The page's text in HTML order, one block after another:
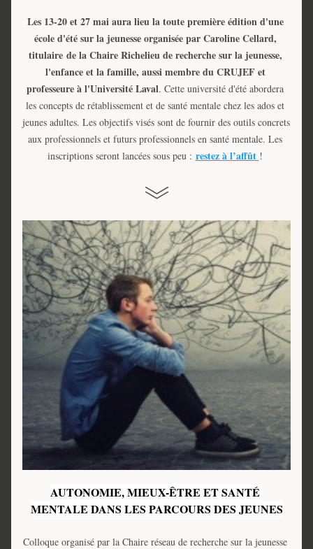
Les 13-20 et 27 mai aura lieu la toute première édition d'une
école d'été sur la jeunesse organisée par Caroline Cellard,
titulaire de la Chaire Richelieu de recherche sur la jeunesse,
l'enfance et la famille, aussi membre du CRUJEF et
professeure à l'Université Laval. Cette université d'été abordera
les concepts de rétablissement et de santé mentale chez les ados et
jeunes adultes. Les objectifs visés sont de fournir des outils concrets
aux professionnels et futurs professionnels en santé mentale. Les
inscriptions seront lancées sous peu : restez à l’affût !
AUTONOMIE, MIEUX-ÊTRE ET SANTÉ
MENTALE DANS LES PARCOURS DES JEUNES
Colloque organisé par la Chaire réseau de recherche sur la jeunesse